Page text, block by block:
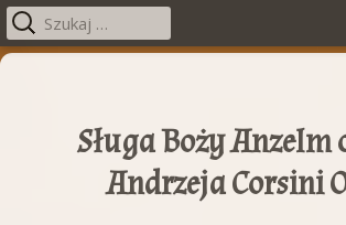
Przeskocz
Sługa Boży Anzelm
Andrzeja Corsini
Menu
główne
Szukaj: